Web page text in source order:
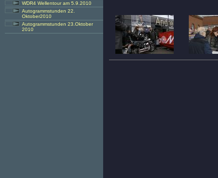
WDR4 Wellentour am 5.9.2010
Autogrammstunden 22.
Oktober2010
Autogrammstunden 23.Oktober
2010